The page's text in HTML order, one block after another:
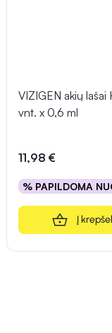
VIZIGEN akių lašai
vnt. x 0,6 ml
11,98 €
% PAPILDOMA
Į